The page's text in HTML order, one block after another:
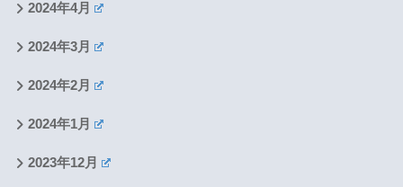
2024年4月
2024年3月
2024年2月
2024年1月
2023年12月